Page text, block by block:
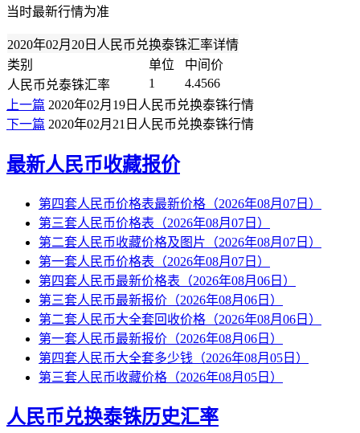
当时最新行情为准
2020年02月20日人民币兑换泰铢汇率详情
类别
单位
中间价
人民币兑泰铢汇率
1
4.4566
上一篇 2020年02月19日人民币兑换泰铢行情
下一篇 2020年02月21日人民币兑换泰铢行情
最新人民币收藏报价
第四套人民币价格表最新价格（2026年08月07日）
第三套人民币价格表（2026年08月07日）
第二套人民币收藏价格及图片（2026年08月07日）
第一套人民币价格表（2026年08月07日）
第四套人民币最新价格表（2026年08月06日）
第三套人民币最新报价（2026年08月06日）
第二套人民币大全套回收价格（2026年08月06日）
第一套人民币最新报价（2026年08月06日）
第四套人民币大全套多少钱（2026年08月05日）
第三套人民币收藏价格（2026年08月05日）
人民币兑换泰铢历史汇率